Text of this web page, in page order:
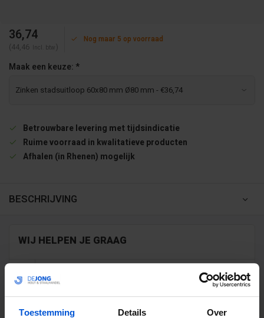
Toestemming Details Over
36,74
(44,46 Incl. btw )
Nog maar 5 op voorraad
Maak een keuze: *
Betrouwbare levering met tijdsindicatie
Ruime voorraad in kwalitatieve producten
Afhalen (in Rhenen) mogelijk
BESCHRIJVING
WIJ HELPEN JE GRAAG
0317 358 228